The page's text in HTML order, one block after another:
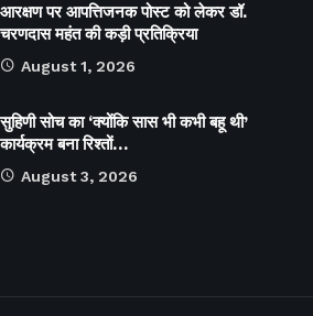
आरक्षण पर आपत्तिजनक पोस्ट को लेकर डॉ.
चरणदास महंत की कड़ी प्रतिक्रिया
August 1, 2026
सुहिणी सोच का ‘क्योंकि सास भी कभी बहू थी’
कार्यक्रम बना रिश्तों…
August 3, 2026